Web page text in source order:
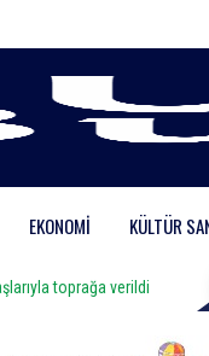
EKONOMI KÜLTÜR
toprağa verildi